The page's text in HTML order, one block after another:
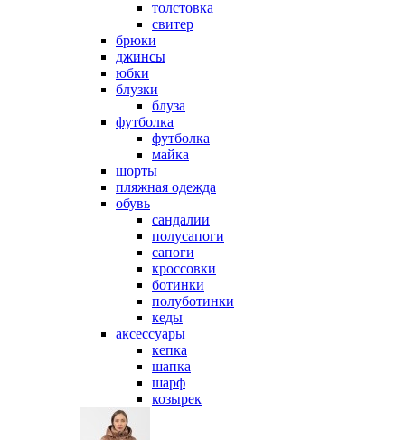
толстовка
свитер
брюки
джинсы
юбки
блузки
блуза
футболка
футболка
майка
шорты
пляжная одежда
oбувь
сандалии
полусапоги
сапоги
кроссовки
ботинки
полуботинки
кеды
аксессуары
кепка
шапка
шарф
козырек